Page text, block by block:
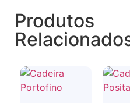
Produtos